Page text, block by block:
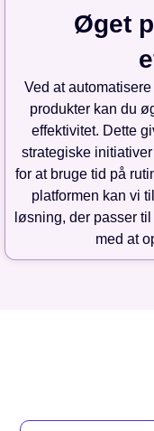
Øget
Ved at
produkter kan du
effektivitet. Dette
strategiske
for at bruge tid på
platformen kan vi
løsning, der passer
med at